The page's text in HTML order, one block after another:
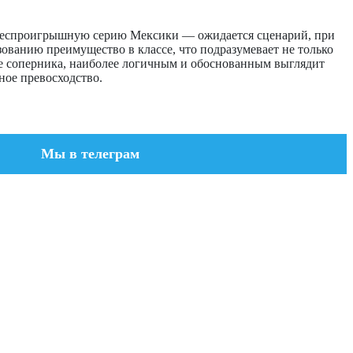
серию Мексики — ожидается сценарий, при
преимущество в классе, что подразумевает не только
соперника, наиболее логичным и обоснованным выглядит
превосходство.
Мы в телеграм